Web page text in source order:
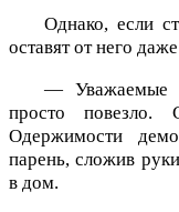
Однако, если
оставят от него
— Уважаемые
просто
Одержимости
парень, сложив
в дом.